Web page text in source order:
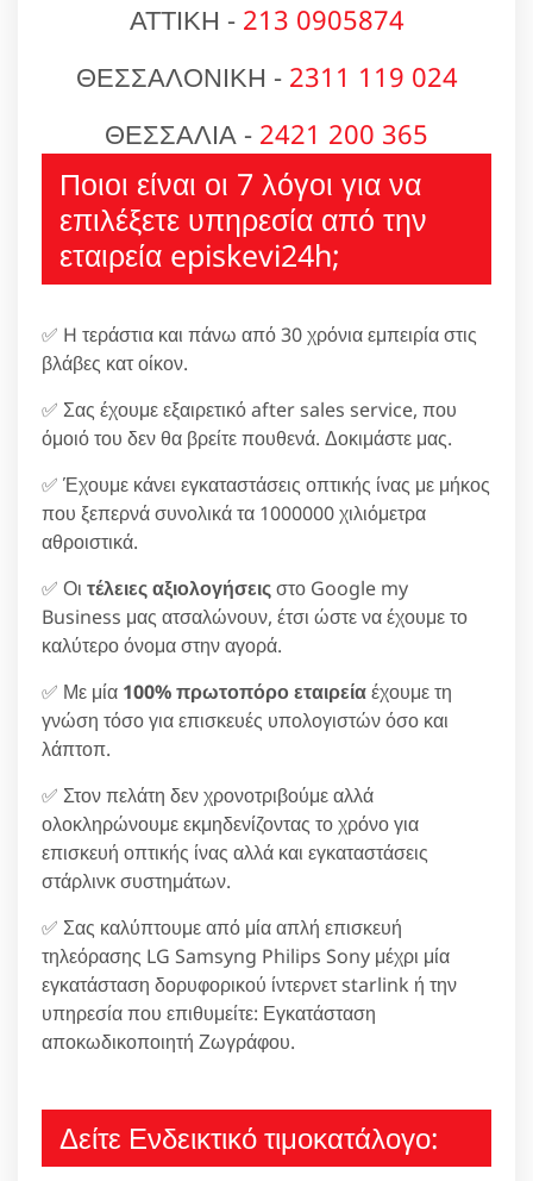
ΑΤΤΙΚΗ - 213 0905874
ΘΕΣΣΑΛΟΝΙΚΗ - 2311 119 024
ΘΕΣΣΑΛΙΑ - 2421 200 365
Ποιοι είναι οι 7 λόγοι για να
επιλέξετε υπηρεσία από την
εταιρεία episkevi24h;
✅ H τεράστια και πάνω από 30 χρόνια εμπειρία στις
βλάβες κατ οίκον.
✅ Σας έχουμε εξαιρετικό after sales service, που
όμοιό του δεν θα βρείτε πουθενά. Δοκιμάστε μας.
✅ Έχουμε κάνει εγκαταστάσεις οπτικής ίνας με μήκος
που ξεπερνά συνολικά τα 1000000 χιλιόμετρα
αθροιστικά.
✅ Οι τέλειες αξιολογήσειςστο Google my
Business μας ατσαλώνουν, έτσι ώστε να έχουμε το
καλύτερο όνομα στην αγορά.
✅ Με μία 100% πρωτοπόρο εταιρείαέχουμε τη
γνώση τόσο για επισκευές υπολογιστών όσο και
λάπτοπ.
✅ Στον πελάτη δεν χρονοτριβούμε αλλά
ολοκληρώνουμε εκμηδενίζοντας το χρόνο για
επισκευή οπτικής ίνας αλλά και εγκαταστάσεις
στάρλινκ συστημάτων.
✅ Σας καλύπτουμε από μία απλή επισκευή
τηλεόρασης LG Samsyng Philips Sony μέχρι μία
εγκατάσταση δορυφορικού ίντερνετ starlink ή την
υπηρεσία που επιθυμείτε: Εγκατάσταση
αποκωδικοποιητή Ζωγράφου.
Δείτε Ενδεικτικό τιμοκατάλογο: